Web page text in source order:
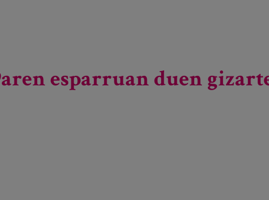
esparruan duen